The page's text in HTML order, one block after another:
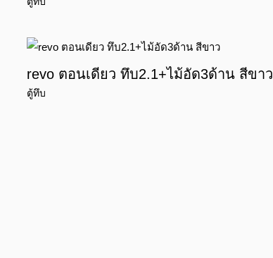
revo ตอนเดียว ทึบ2.1+ไม้อัด3ด้าน สีขาว
ตู้ทึบ